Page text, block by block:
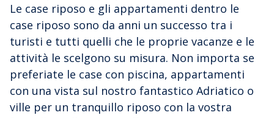
Le case riposo e gli appartamenti dentro le
case riposo sono da anni un successo tra i
turisti e tutti quelli che le proprie vacanze e le
attività le scelgono su misura. Non importa se
preferiate le case con piscina, appartamenti
con una vista sul nostro fantastico Adriatico o
ville per un tranquillo riposo con la vostra